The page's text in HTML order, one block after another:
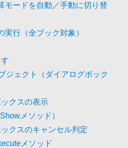
モードを自動／手動に切り替
実行（全ブック対象）
ジェクト（ダイアログボック
クスの表示
メソッド）
クスのキャンセル判定
メソッド